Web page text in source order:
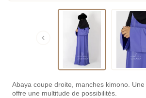

Abaya coupe droite, manches kimono.
offre une multitude de possibilités.